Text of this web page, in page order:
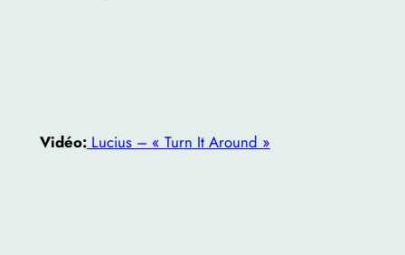
Vidéo:Lucius – « Turn It Around »